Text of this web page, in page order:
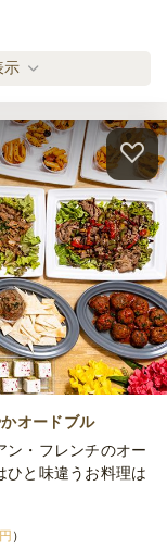
贅沢DELIサンドイ
DELI＆SWEETSサ
/人
包装DELIサンドイッ
/人
DELI＆スイーツサン
/人
円
示
オードブル
ン・フレンチのオー
ひと味違うお料理は
円